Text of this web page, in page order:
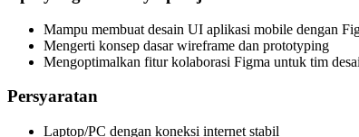
Mampu membuat desain UI aplikasi mobile dengan
Mengerti konsep dasar wireframe dan prototyping
Mengoptimalkan fitur kolaborasi Figma untuk tim
Persyaratan
Laptop/PC dengan koneksi internet stabil